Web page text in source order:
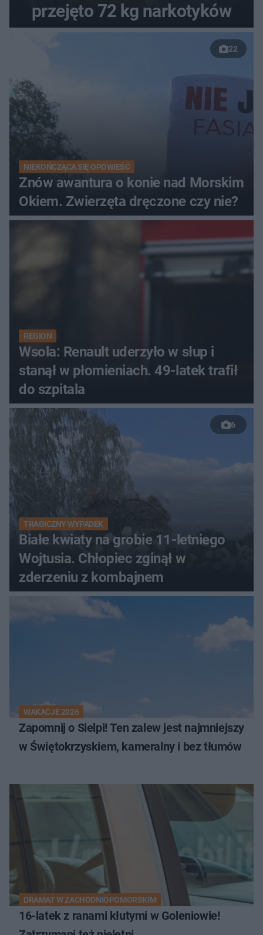
przejęto 72 kg narkotyków
22
NIEKOŃCZĄCA SIĘ OPOWIEŚĆ
Znów awantura o konie nad Morskim
Okiem. Zwierzęta dręczone czy nie?
REGION
Wsola: Renault uderzyło w słup i
stanął w płomieniach. 49-latek trafił
do szpitala
6
TRAGICZNY WYPADEK
Białe kwiaty na grobie 11-letniego
Wojtusia. Chłopiec zginął w
zderzeniu z kombajnem
WAKACJE 2026
Zapomnij o Sielpi! Ten zalew jest najmniejszy
w Świętokrzyskiem, kameralny i bez tłumów
DRAMAT W ZACHODNIOPOMORSKIM
16-latek z ranami kłutymi w Goleniowie!